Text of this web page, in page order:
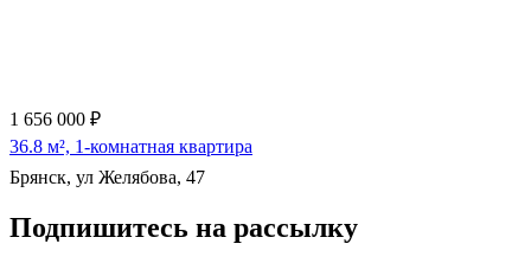
1 656 000 ₽
36.8 м², 1-комнатная квартира
Брянск, ул Желябова, 47
Подпишитесь на рассылку